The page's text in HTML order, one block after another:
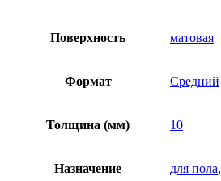
Поверхность матовая
Формат Средний
Толщина (мм) 10
Назначение для пола,